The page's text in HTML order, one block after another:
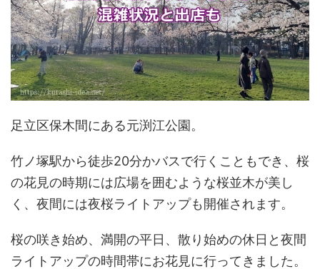
足立区保木間にある元渕江公園。
竹ノ塚駅から徒歩20分かバスで行くこともでき、桜
の花見の時期には広場を囲むような桜並木が美し
く、夜間には夜桜ライトアップも開催されます。
桜の咲き始め、満開の平日、散り始めの休日と夜間
ライトアップの時間帯にお花見に行ってきました。